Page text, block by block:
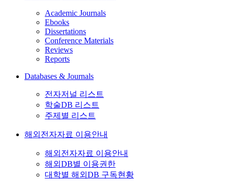
Academic Journals
Ebooks
Dissertations
Conference Materials
Reviews
Reports
Databases & Journals
전자저널 리스트
학술DB 리스트
주제별 리스트
해외전자자료 이용안내
해외전자자료 이용안내
해외DB별 이용권한
대학별 해외DB 구독현황